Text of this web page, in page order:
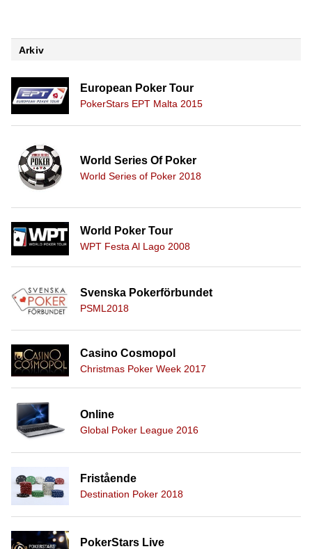
Arkiv
European Poker Tour
PokerStars EPT Malta 2015
World Series Of Poker
World Series of Poker 2018
World Poker Tour
WPT Festa Al Lago 2008
Svenska Pokerförbundet
PSML2018
Casino Cosmopol
Christmas Poker Week 2017
Online
Global Poker League 2016
Fristående
Destination Poker 2018
PokerStars Live